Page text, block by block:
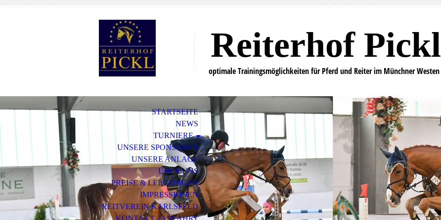
Reiterhof Pickl
optimale Trainingsmöglichkeiten für Pferd und Reiter im Münchner Westen
STARTSEITE
NEWS
TURNIERE
UNSERE SPONSOREN
UNSERE ANLAGE
ÜBER UNS
PREISE & LEISTUNGEN
IMPRESSIONEN
REITVEREIN KARLSFELD
KONTAKT - ANFAHRT